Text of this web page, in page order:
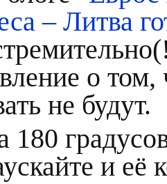
– Литва
о
не будут.
180
и её